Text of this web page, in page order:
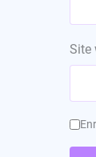
Site